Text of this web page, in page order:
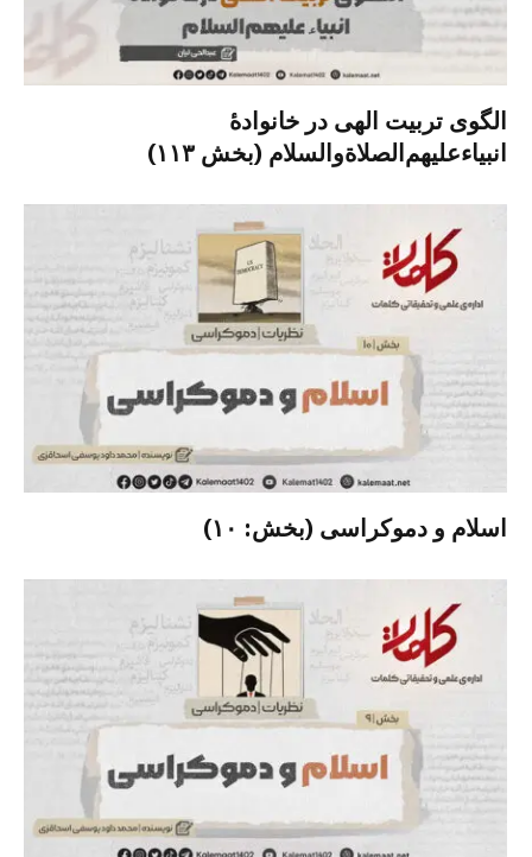
الگوی تربیت الهی در خانوادۀ
انبیاءعلیهم‌الصلاةو‌السلام (بخش ۱۱۳)
اسلام و دموکراسی (بخش: ۱۰)